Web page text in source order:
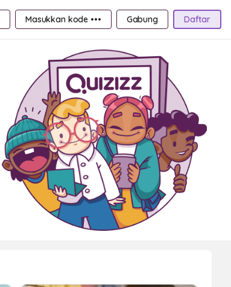
Masukkan kode ••• Gabung Daftar